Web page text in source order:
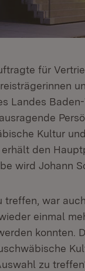
für
in neuem
Landes
Kultur
den
wird Johann
treffen, war
einmal
konnten.
zu